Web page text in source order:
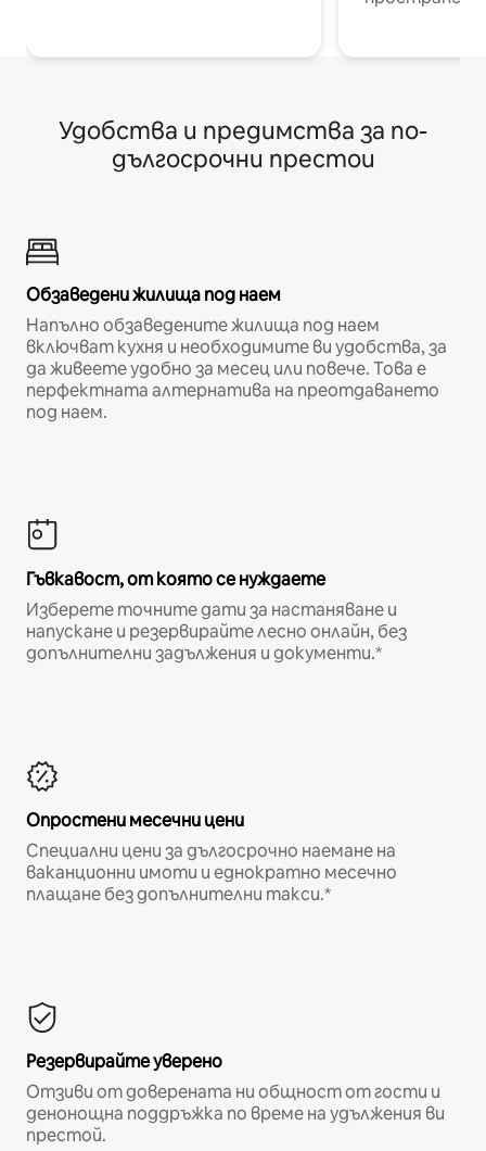
Удобства и предимства за по-
дългосрочни престои
Обзаведени жилища под наем
Напълно обзаведените жилища под наем
включват кухня и необходимите ви удобства, за
да живеете удобно за месец или повече. Това е
перфектната алтернатива на преотдаването
под наем.
Гъвкавост, от която се нуждаете
Изберете точните дати за настаняване и
напускане и резервирайте лесно онлайн, без
допълнителни задължения и документи.*
Опростени месечни цени
Специални цени за дългосрочно наемане на
ваканционни имоти и еднократно месечно
плащане без допълнителни такси.*
Резервирайте уверено
Отзиви от доверената ни общност от гости и
денонощна поддръжка по време на удължения ви
престой.